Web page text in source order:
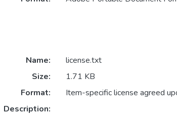
Name:
license.txt
Size:
1.71 KB
Format:
Item-specific license agreed
Description: